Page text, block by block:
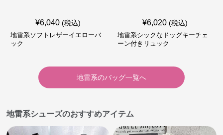
¥6,040 (税込)
地雷系ソフトレザーイエローバ
ック
¥6,020 (税込)
地雷系シックなドッグキーチェ
ーン付きリュック
地雷系のバッグ一覧へ
地雷系シューズのおすすめアイテム